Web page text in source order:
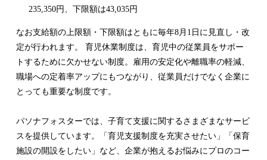
235,350円、下限額は43,035円
なお支給額の上限額・下限額はともに毎年8月1日に見直し・改
定が行われます。 育児休業制度は、育児中の従業員をサポー
トするために欠かせない制度。雇用の安定化や離職率の軽減、
職場への定着率アップにもつながり、従業員だけでなく企業に
とっても重要な制度です。
パソナフォスターでは、子育て支援に関するさまざまなサービ
スを提供しています。「育児支援制度を充実させたい」「保育
施設の開設をしたい」など、企業が抱えるお悩みにプロのコー